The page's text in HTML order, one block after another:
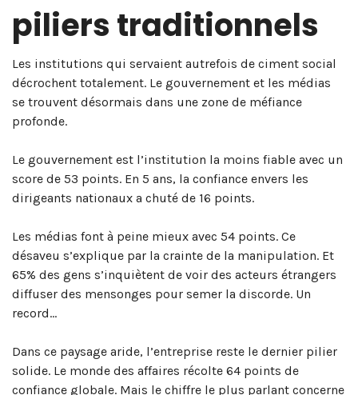
piliers traditionnels
Les institutions qui servaient autrefois de ciment social
décrochent totalement. Le gouvernement et les médias
se trouvent désormais dans une zone de méfiance
profonde.
Le gouvernement est l’institution la moins fiable avec un
score de 53 points. En 5 ans, la confiance envers les
dirigeants nationaux a chuté de 16 points.
Les médias font à peine mieux avec 54 points. Ce
désaveu s’explique par la crainte de la manipulation. Et
65% des gens s’inquiètent de voir des acteurs étrangers
diffuser des mensonges pour semer la discorde. Un
record…
Dans ce paysage aride, l’entreprise reste le dernier pilier
solide. Le monde des affaires récolte 64 points de
confiance globale. Mais le chiffre le plus parlant concerne